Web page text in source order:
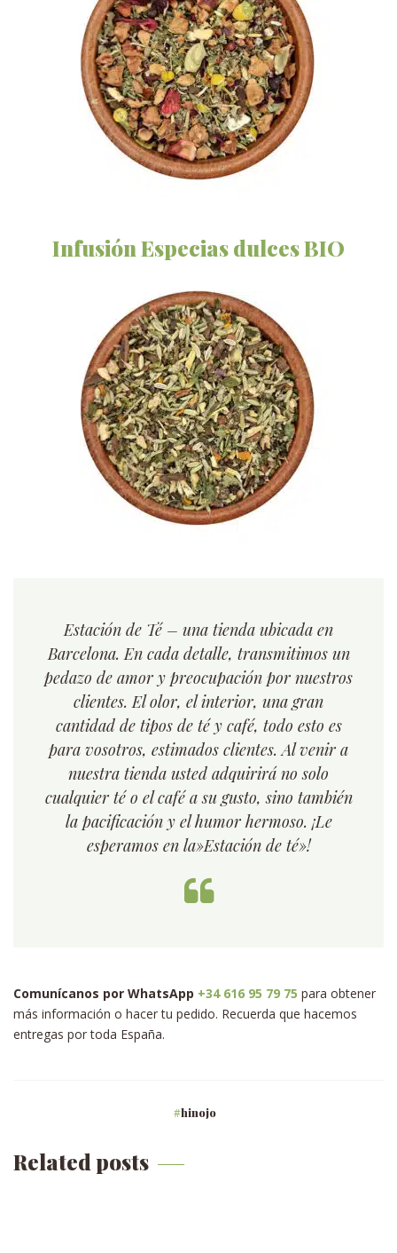
Infusión Especias dulces BIO
Estación de Té – una tienda ubicada en
Barcelona. En cada detalle, transmitimos un
pedazo de amor y preocupación por nuestros
clientes. El olor, el interior, una gran
cantidad de tipos de té y café, todo esto es
para vosotros, estimados clientes. Al venir a
nuestra tienda usted adquirirá no solo
cualquier té o el café a su gusto, sino también
la pacificación y el humor hermoso. ¡Le
esperamos en la»Estación de té»!
Comunícanos por WhatsApp +34 616 95 79 75 para obtener
más información o hacer tu pedido. Recuerda que hacemos
entregas por toda España.
hinojo
Related posts